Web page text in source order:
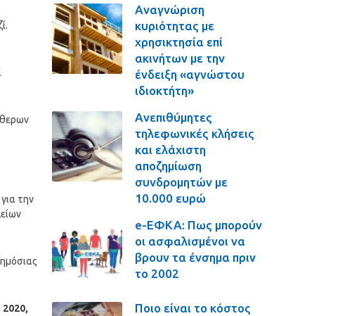
την
2020,
Αναγνώριση
κυριότητας με
χρησικτησία επί
ακινήτων με την
ένδειξη «αγνώστου
ιδιοκτήτη»
Ανεπιθύμητες
τηλεφωνικές κλήσεις
και ελάχιστη
αποζημίωση
συνδρομητών με
10.000 ευρώ
e-ΕΦΚΑ: Πως μπορούν
οι ασφαλισμένοι να
βρουν τα ένσημα πριν
το 2002
Ποιο είναι το κόστος